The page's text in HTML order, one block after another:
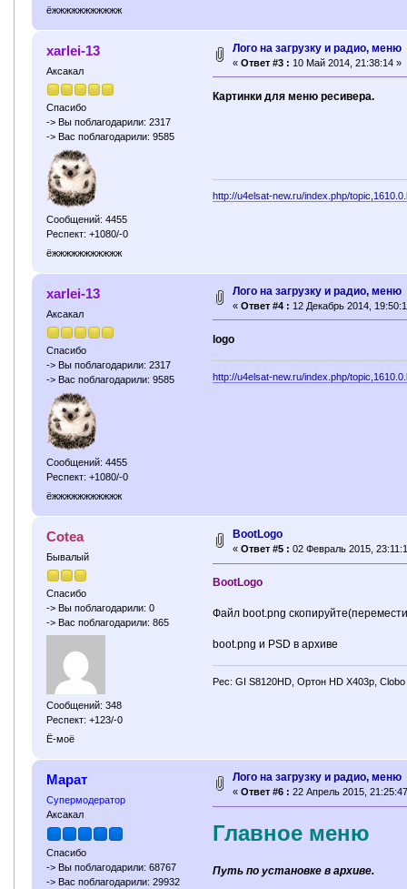
ёжжжжжжжжжжж
xarlei-13
Аксакал
Спасибо
-> Вы поблагодарили: 2317
-> Вас поблагодарили: 9585
Сообщений: 4455
Респект: +1080/-0
ёжжжжжжжжжжж
Лого на загрузку и радио, меню
« Ответ #3 : 10 Май 2014, 21:38:14 »
Картинки для меню ресивера.
http://u4elsat-new.ru/index.php/
xarlei-13
Аксакал
Спасибо
-> Вы поблагодарили: 2317
-> Вас поблагодарили: 9585
Сообщений: 4455
Респект: +1080/-0
ёжжжжжжжжжжж
Лого на загрузку и радио, меню
« Ответ #4 : 12 Декабрь 2014,
logo
http://u4elsat-new.ru/index.php/
Cotea
Бывалый
Спасибо
-> Вы поблагодарили: 0
-> Вас поблагодарили: 865
Сообщений: 348
Респект: +123/-0
Ё-моё
BootLogo
« Ответ #5 : 02 Февраль 2015,
BootLogo
Файл boot.png
boot.png и PSD в архиве
Рес: GI S8120HD, Ортон HD X403p,
Марат
Супермодератор
Аксакал
Спасибо
-> Вы поблагодарили: 68767
-> Вас поблагодарили: 29932
Лого на загрузку и радио, меню
« Ответ #6 : 22 Апрель 2015,
Главное меню
Путь по установке в архиве.